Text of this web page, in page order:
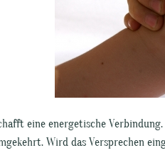
eine energetische
Wird das Versprechen